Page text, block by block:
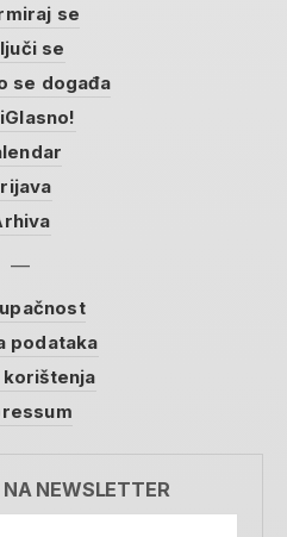
se
se
se događa
podataka
NEWSLETTER